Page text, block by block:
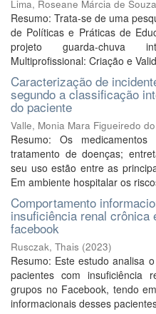
Lima, Roseane Márcia de Souza
Resumo: Trata-se de uma
de Políticas e Práticas de
projeto guarda-chuva
Multiprofissional: Criação e
Caracterização de
segundo a classificação
do paciente
Valle, Monia Mara Figueiredo do
Resumo: Os
tratamento de doenças;
seu uso estão entre as
Em ambiente hospitalar os
Comportamento
insuficiência renal crônica
facebook
Rusczak, Thais (2023)
Resumo: Este estudo analisa
pacientes com insuficiência
grupos no Facebook, tendo
informacionais desses